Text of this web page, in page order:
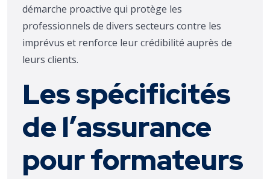
démarche proactive qui protège les
professionnels de divers secteurs contre les
imprévus et renforce leur crédibilité auprès de
leurs clients.
Les spécificités
de l’assurance
pour formateurs